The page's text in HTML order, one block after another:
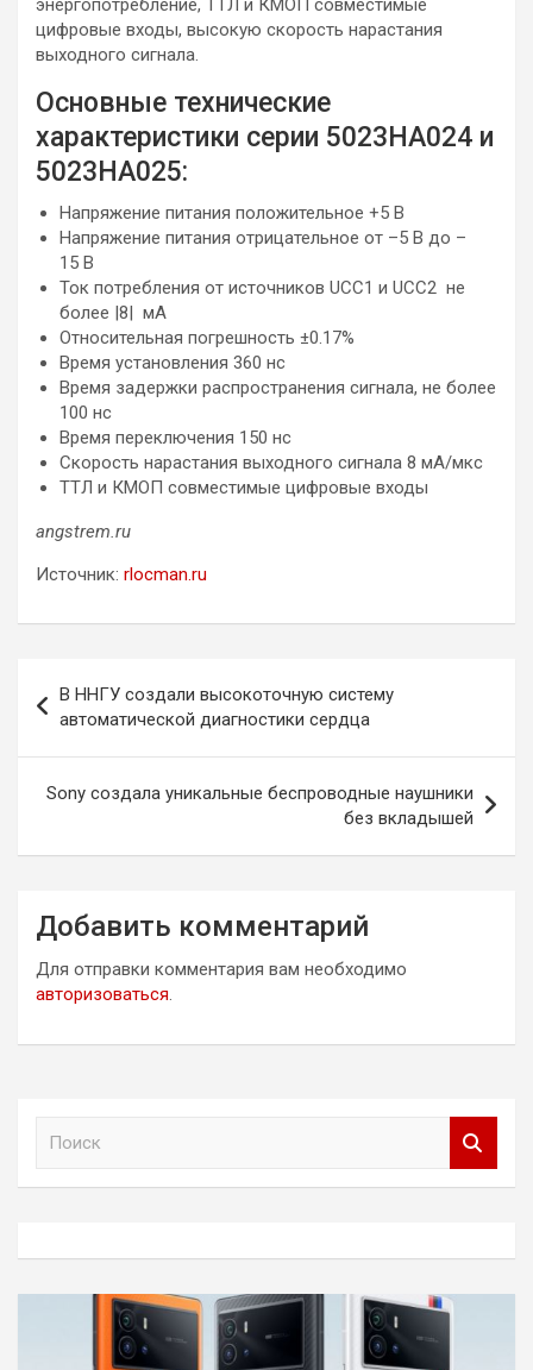
энергопотребление, ТТЛ и КМОП совместимые
цифровые входы, высокую скорость нарастания
выходного сигнала.
Основные технические
характеристики серии 5023НА024 и
5023НА025:
Напряжение питания положительное +5 В
Напряжение питания отрицательное от –5 В до –
15 В
Ток потребления от источников UCC1 и UCC2 не
более |8| мА
Относительная погрешность ±0.17%
Время установления 360 нс
Время задержки распространения сигнала, не более
100 нс
Время переключения 150 нс
Скорость нарастания выходного сигнала 8 мА/мкс
ТТЛ и КМОП совместимые цифровые входы
angstrem.ru
Источник: rlocman.ru
по
записям
В ННГУ создали высокоточную систему
автоматической диагностики сердца
Sony создала уникальные беспроводные наушники
без вкладышей
Добавить комментарий
Для отправки комментария вам необходимо
авторизоваться.